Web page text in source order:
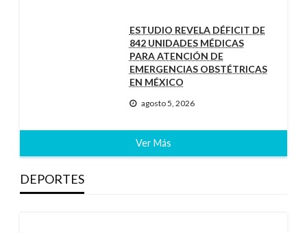
ESTUDIO REVELA DÉFICIT DE
842 UNIDADES MÉDICAS
PARA ATENCIÓN DE
EMERGENCIAS OBSTÉTRICAS
EN MÉXICO
agosto 5, 2026
Ver Más
DEPORTES